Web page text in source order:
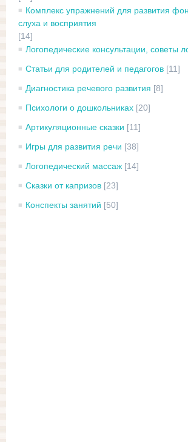
Комплекс упражнений для развития
слуха и восприятия
[14]
Логопедические консультации, советы
Статьи для родителей и педагогов [11]
Диагностика речевого развития [8]
Психологи о дошкольниках [20]
Артикуляционные сказки [11]
Игры для развития речи [38]
Логопедический массаж [14]
Сказки от капризов [23]
Конспекты занятий [50]